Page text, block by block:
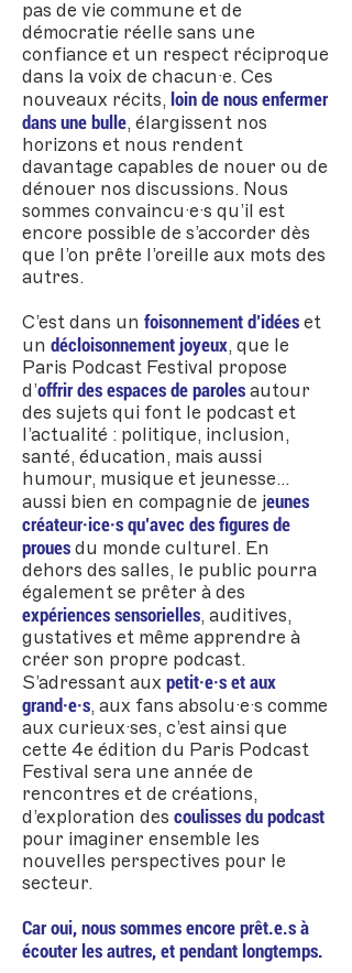
pas de vie commune et de
démocratie réelle sans une
confiance et un respect réciproque
dans la voix de chacun·e. Ces
nouveaux récits, loin de nous enfermer
dans une bulle, élargissent nos
horizons et nous rendent
davantage capables de nouer ou de
dénouer nos discussions. Nous
sommes convaincu·e·s qu’il est
encore possible de s’accorder dès
que l’on prête l’oreille aux mots des
autres.
C’est dans un foisonnement d’idées et
un décloisonnement joyeux, que le
Paris Podcast Festival propose
d’offrir des espaces de paroles autour
des sujets qui font le podcast et
l’actualité : politique, inclusion,
santé, éducation, mais aussi
humour, musique et jeunesse…
aussi bien en compagnie de jeunes
créateur·ice·s qu’avec des figures de
proues du monde culturel. En
dehors des salles, le public pourra
également se prêter à des
expériences sensorielles, auditives,
gustatives et même apprendre à
créer son propre podcast.
S’adressant aux petit·e·s et aux
grand·e·s, aux fans absolu·e·s comme
aux curieux·ses, c’est ainsi que
cette 4e édition du Paris Podcast
Festival sera une année de
rencontres et de créations,
d’exploration des coulisses du podcast
pour imaginer ensemble les
nouvelles perspectives pour le
secteur.
Car oui, nous sommes encore prêt.e.s à
écouter les autres, et pendant longtemps.